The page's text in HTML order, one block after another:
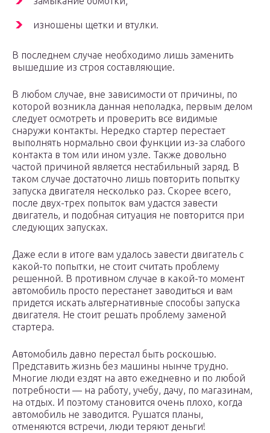
изношены щетки и втулки.
В последнем случае необходимо лишь заменить
вышедшие из строя составляющие.
В любом случае, вне зависимости от причины, по
которой возникла данная неполадка, первым делом
следует осмотреть и проверить все видимые
снаружи контакты. Нередко стартер перестает
выполнять нормально свои функции из-за слабого
контакта в том или ином узле. Также довольно
частой причиной является нестабильный заряд. В
таком случае достаточно лишь повторить попытку
запуска двигателя несколько раз. Скорее всего,
после двух-трех попыток вам удастся завести
двигатель, и подобная ситуация не повторится при
следующих запусках.
Даже если в итоге вам удалось завести двигатель с
какой-то попытки, не стоит считать проблему
решенной. В противном случае в какой-то момент
автомобиль просто перестанет заводиться и вам
придется искать альтернативные способы запуска
двигателя. Не стоит решать проблему заменой
стартера.
Автомобиль давно перестал быть роскошью.
Представить жизнь без машины нынче трудно.
Многие люди ездят на авто ежедневно и по любой
потребности — на работу, учебу, дачу, по магазинам,
на отдых. И поэтому становится очень плохо, когда
автомобиль не заводится. Рушатся планы,
отменяются встречи, люди теряют деньги!